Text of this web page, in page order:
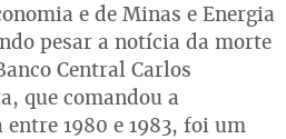
e de Minas e Energia
pesar a notícia da morte
Central Carlos
que comandou a
1980 e 1983, foi um